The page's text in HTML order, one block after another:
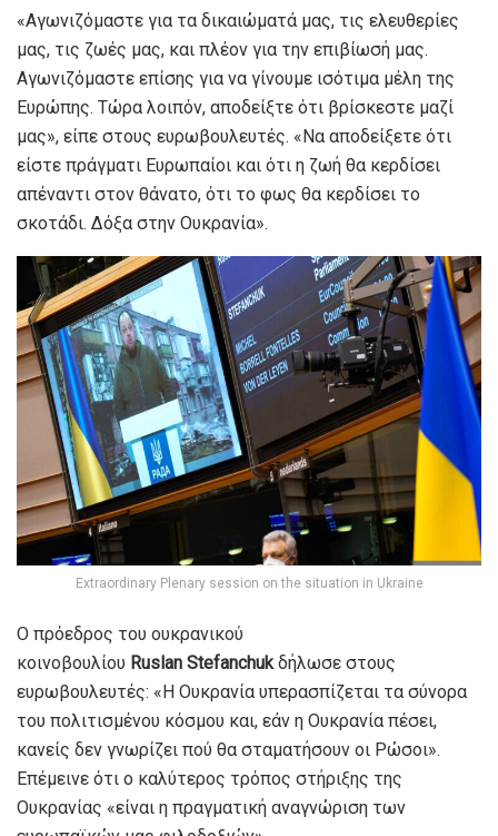
«Αγωνιζόμαστε για τα δικαιώματά μας, τις ελευθερίες
μας, τις ζωές μας, και πλέον για την επιβίωσή μας.
Αγωνιζόμαστε επίσης για να γίνουμε ισότιμα μέλη της
Ευρώπης. Τώρα λοιπόν, αποδείξτε ότι βρίσκεστε μαζί
μας», είπε στους ευρωβουλευτές. «Να αποδείξετε ότι
είστε πράγματι Ευρωπαίοι και ότι η ζωή θα κερδίσει
απέναντι στον θάνατο, ότι το φως θα κερδίσει το
σκοτάδι. Δόξα στην Ουκρανία».
Extraordinary Plenary session on the situation in Ukraine
Ο πρόεδρος του ουκρανικού
κοινοβουλίου Ruslan Stefanchukδήλωσε στους
ευρωβουλευτές: «Η Ουκρανία υπερασπίζεται τα σύνορα
του πολιτισμένου κόσμου και, εάν η Ουκρανία πέσει,
κανείς δεν γνωρίζει πού θα σταματήσουν οι Ρώσοι».
Επέμεινε ότι ο καλύτερος τρόπος στήριξης της
Ουκρανίας «είναι η πραγματική αναγνώριση των